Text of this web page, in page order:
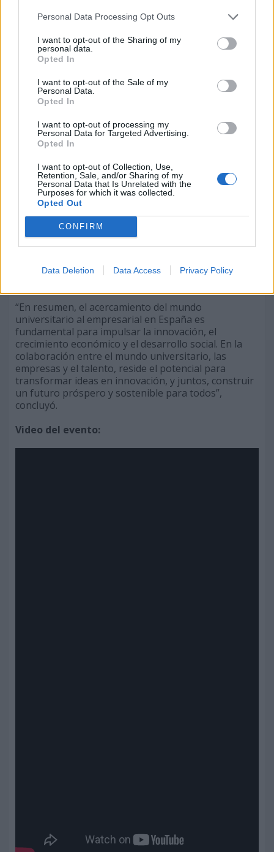
Personal Data Processing Opt Outs
I want to opt-out of the Sharing of my
personal data.
Opted In
I want to opt-out of the Sale of my
Personal Data.
Opted In
I want to opt-out of processing my
Personal Data for Targeted Advertising.
Opted In
I want to opt-out of Collection, Use,
Retention, Sale, and/or Sharing of my
Personal Data that Is Unrelated with the
Purposes for which it was collected.
Opted Out
CONFIRM
Data Deletion Data Access Privacy Policy
Entre otros importantes aspectos, consideró
“necesario fomentar una cultura emprendedora en
el ámbito universitario”. “Esto implica promover el
espíritu empresarial entre los estudiantes y
proporcionarles el apoyo y los recursos necesarios
viables”, mencionó.
Para resumir gráficamente la necesidad de que
universidad y empresa trabajen en estrecha
cooperación, a través de un marco sistémico de
colaboración, Juan Carlos Tejeda señaló que el texto
Sistema Universitario (LOSU) sólo menciona el
término “empresa” en una sola ocasión, frente a las
253 referencias encontradas en el texto de la Ley
Orgánica 3/2022, de 31 de marzo, de Ordenación e
Integración de la Formación Profesional (LOIFP). En
este contexto se refirió al distanciamiento entre el
mundo universitario y el empresarial, que “dificulta la
limita el potencial de innovación y crecimiento
“En resumen, el acercamiento del mundo
universitario al empresarial en España es
fundamental para impulsar la innovación, el
crecimiento económico y el desarrollo social. En la
colaboración entre el mundo universitario, las
empresas y el talento, reside el potencial para
transformar ideas en innovación, y juntos, construir
un futuro próspero y sostenible para todos”,
concluyó.
Video del evento: